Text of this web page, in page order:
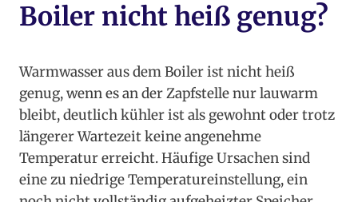
Boiler nicht heiß genug?
Warmwasser aus dem Boiler ist nicht heiß
genug, wenn es an der Zapfstelle nur lauwarm
bleibt, deutlich kühler ist als gewohnt oder trotz
längerer Wartezeit keine angenehme
Temperatur erreicht. Häufige Ursachen sind
eine zu niedrige Temperatureinstellung, ein